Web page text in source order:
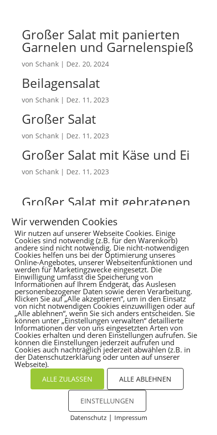
Großer Salat mit panierten
Garnelen und Garnelenspieß
von Schank| Dez. 20, 2024
Beilagensalat
von Schank| Dez. 11, 2023
Großer Salat
von Schank| Dez. 11, 2023
Großer Salat mit Käse und Ei
von Schank| Dez. 11, 2023
Großer Salat mit gebratenen
Putenbrustwürfeln und
Champignons
vonSchank |Dez. 11, 2023
Suchen
Recent Posts
Hello world!
Recent Comments
Es sind keine Kommentare vorhanden.
Wir verwenden Cookies
Wir nutzen auf unserer Webseite Cookies. Einige
Cookies sind notwendig (z.B. für den Warenkorb)
andere sind nicht notwendig. Die nicht-notwendigen
Cookies helfen uns bei der Optimierung unseres
Online-Angebotes, unserer Webseitenfunktionen und
werden für Marketingzwecke eingesetzt. Die
Einwilligung umfasst die Speicherung von
Informationen auf Ihrem Endgerät, das Auslesen
personenbezogener Daten sowie deren Verarbeitung.
Klicken Sie auf „Alle akzeptieren“, um in den Einsatz
von nicht notwendigen Cookies einzuwilligen oder auf
„Alle ablehnen“, wenn Sie sich anders entscheiden. Sie
können unter „Einstellungen verwalten“ detaillierte
Informationen der von uns eingesetzten Arten von
Cookies erhalten und deren Einstellungen aufrufen. Sie
können die Einstellungen jederzeit aufrufen und
Cookies auch nachträglich jederzeit abwählen (z.B. in
der Datenschutzerklärung oder unten auf unserer
Webseite).
ALLE ZULASSEN ALLE ABLEHNEN
EINSTELLUNGEN
Datenschutz| Impressum